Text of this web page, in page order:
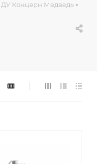
Концерн Медведь